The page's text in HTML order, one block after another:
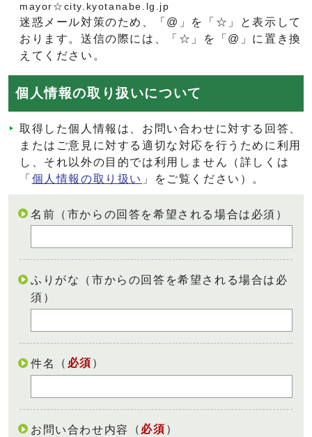
mayor☆city.kyotanabe.lg.jp
迷惑メール対策のため、「@」を「☆」と表示して
おります。送信の際には、「☆」を「@」に置き換
えてください。
個人情報の取り扱いについて
取得した個人情報は、お問い合わせに対する回答、
またはご意見に対する適切な対応を行うために利用
し、それ以外の目的では利用しません（詳しくは
「 個人情報の取り扱い 」をご覧ください）。
名前（市からの回答を希望される場合は必須）
ふりがな（市からの回答を希望される場合は必
須）
件名 （ 必須 ）
お問い合わせ内容 （ 必須 ）